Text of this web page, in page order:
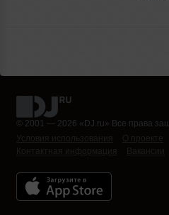
© 2001 — 2026 «DJ.ru» Все права
Условия использования
О проекте
Контактная информация
Вакансии